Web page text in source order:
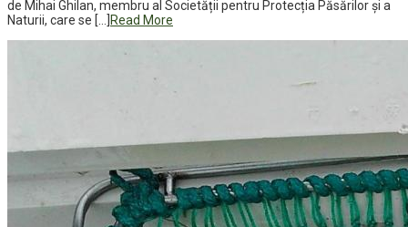
de Mihai Ghilan, membru al Societății pentru Protecția Păsărilor și a
Naturii, care se […] Read More